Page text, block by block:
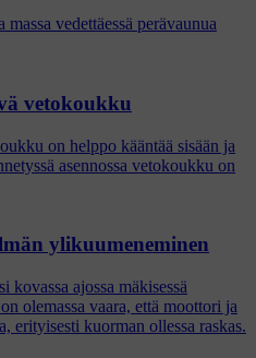
vedettäessä perävaunua
vetokoukku
on helppo kääntää sisään ja
asennossa vetokoukku on
ylikuumeneminen
kovassa ajossa mäkisessä
olemassa vaara, että moottori ja
erityisesti kuorman ollessa raskas.